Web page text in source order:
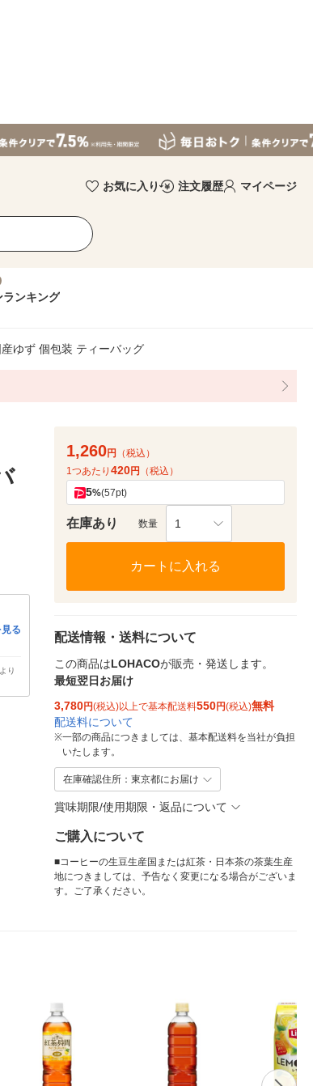
お気に入り 注文履歴 マイページ
ランキング
ゆず 個包装 ティーバッグ
る
り
1,260円
（税込）
1つあたり 420円 （税込）
5%(57pt)
在庫あり 数量 1
カートに入れる
配送情報・送料について
この商品はLOHACOが販売・発送します。
最短翌日お届け
3,780円(税込)以上で基本配送料550円(税込)無料
配送料について
※一部の商品につきましては、基本配送料を当社が負担
いたします。
在庫確認住所：東京都にお届け
賞味期限/使用期限・返品について
ご購入について
■コーヒーの生豆生産国または紅茶・日本茶の茶葉生産
地につきましては、予告なく変更になる場合がございま
す。ご了承ください。